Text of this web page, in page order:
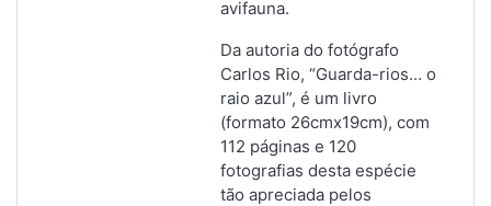
avifauna.
Da autoria do fotógrafo
Carlos Rio, “Guarda-rios… o
raio azul”, é um livro
(formato 26cmx19cm), com
112 páginas e 120
fotografias desta espécie
tão apreciada pelos